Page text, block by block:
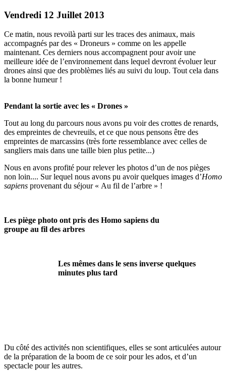
Vendredi 12 Juillet 2013
Ce matin, nous revoilà parti sur les traces des animaux, mais
accompagnés par des « Droneurs » comme on les appelle
maintenant. Ces derniers nous accompagnent pour avoir une
meilleure idée de l’environnement dans lequel devront évoluer leur
drones ainsi que des problèmes liés au suivi du loup. Tout cela dans
la bonne humeur !
Pendant la sortie avec les « Drones »
Tout au long du parcours nous avons pu voir des crottes de renards,
des empreintes de chevreuils, et ce que nous pensons être des
empreintes de marcassins (très forte ressemblance avec celles de
sangliers mais dans une taille bien plus petite...)
Nous en avons profité pour relever les photos d’un de nos pièges
non loin.... Sur lequel nous avons pu avoir quelques images d’Homo
sapiens provenant du séjour « Au fil de l’arbre » !
Les piège photo ont pris des Homo sapiens du
groupe au fil des arbres
Les mêmes dans le sens inverse quelques
minutes plus tard
Du côté des activités non scientifiques, elles se sont articulées autour
de la préparation de la boom de ce soir pour les ados, et d’un
spectacle pour les autres.